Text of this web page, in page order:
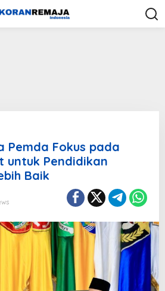
Pemda Fokus pada
untuk Pendidikan
Baik